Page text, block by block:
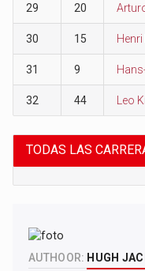
29 20
30 15
31 9
32 44 Leo
TODAS LAS
AUTHOOR: HUGH